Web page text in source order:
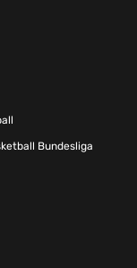
Bundesliga